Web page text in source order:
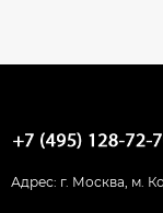
Адрес: г. Москва, м.